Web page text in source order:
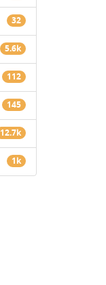
32
5.6k
112
145
12.7k
1k